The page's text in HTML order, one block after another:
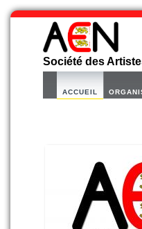
Société des
ACCUEIL